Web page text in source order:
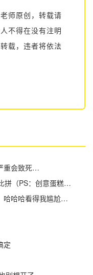
师原创，转载请
不得在没有注明
载，违者将依法
重会致死…
亲子diy比赛 | 亲子沙画，大手小手大比拼（PS：创意蛋糕大比拼兑奖名单）
那些年让人想戳瞎双眼的电视剧片段，哈哈哈看得我尴尬症都犯了
定